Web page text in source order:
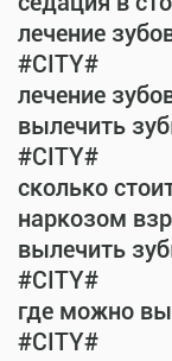
лечение
#CITY#
лечение
вылечить
#CITY#
сколько
наркозом
вылечить
#CITY#
где можно
#CITY#